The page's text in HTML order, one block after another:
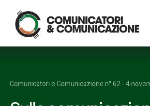
Logo
Comunicatori e Comunicazione n° 62 - 4